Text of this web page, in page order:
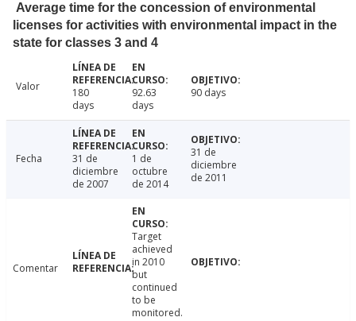
Average time for the concession of environmental
licenses for activities with environmental impact in the
state for classes 3 and 4
Valor
180
days
92.63
days
90 days
Fecha
31 de
diciembre
de 2007
1 de
octubre
de 2014
31 de
diciembre
de 2011
Comentar
Target
achieved
in 2010
but
continued
to be
monitored.